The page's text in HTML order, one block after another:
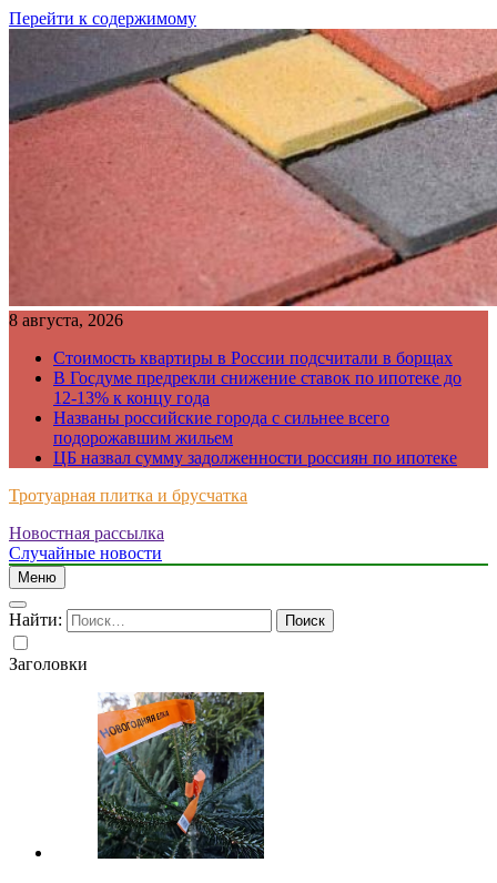
Перейти к содержимому
8 августа, 2026
Стоимость квартиры в России подсчитали в борщах
В Госдуме предрекли снижение ставок по ипотеке до
12-13% к концу года
Названы российские города с сильнее всего
подорожавшим жильем
ЦБ назвал сумму задолженности россиян по ипотеке
Тротуарная плитка и брусчатка
Just another WordPress site
Новостная рассылка
Случайные новости
Меню
Найти:
Заголовки